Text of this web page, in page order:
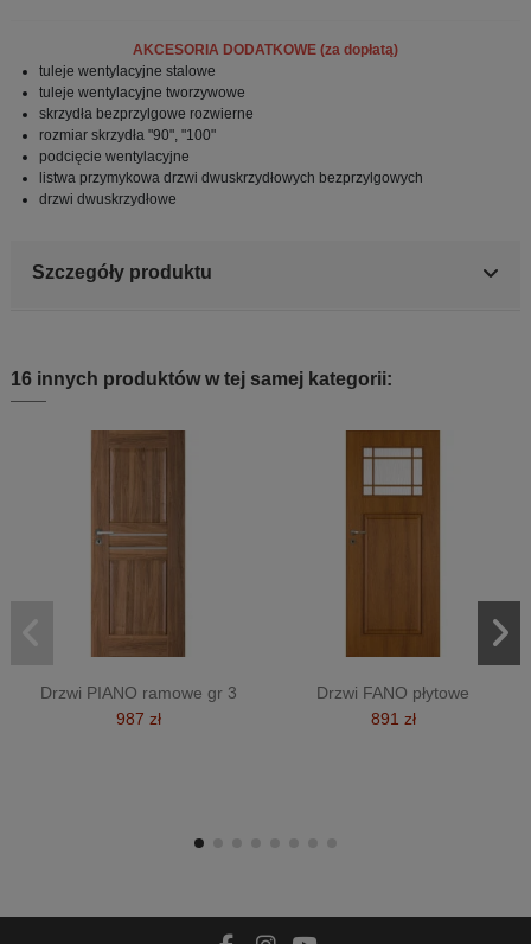
AKCESORIA DODATKOWE (za dopłatą)
tuleje wentylacyjne stalowe
tuleje wentylacyjne tworzywowe
skrzydła bezprzylgowe rozwierne
rozmiar skrzydła "90", "100"
podcięcie wentylacyjne
listwa przymykowa drzwi dwuskrzydłowych bezprzylgowych
drzwi dwuskrzydłowe
Szczegóły produktu
16 innych produktów w tej samej kategorii:
Drzwi PIANO ramowe gr 3
987 zł
Drzwi FANO płytowe
891 zł